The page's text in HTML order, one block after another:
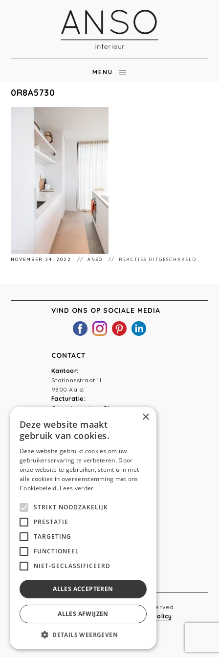
MENU
0R8A5730
NOVEMBER 24, 2022 ANSO REACTIES UITGESCHAKELD
VIND ONS OP SOCIALE MEDIA
CONTACT
Kantoor:
Stationsstraat 11
9300 Aalst
Facturatie:
Capucienenlaan 31
Telefoon:0473 44 56 94
NAVIGATION
Home
Diensten
Realisaties
Copyright © 2019 Anso. All rights reserved.
Sitemap-Privacy Policy Cookie Policy
webdesigned by
×
Deze website maakt
gebruik van cookies.
Deze website gebruikt cookies om uw
gebruikerservaring te verbeteren. Door
onze website te gebruiken, stemt u in met
alle cookies in overeenstemming met ons
Cookiebeleid. Lees verder
STRIKT NOODZAKELIJK
PRESTATIE
TARGETING
FUNCTIONEEL
NIET-GECLASSIFICEERD
ALLES ACCEPTEREN
ALLES AFWIJZEN
DETAILS WEERGEVEN